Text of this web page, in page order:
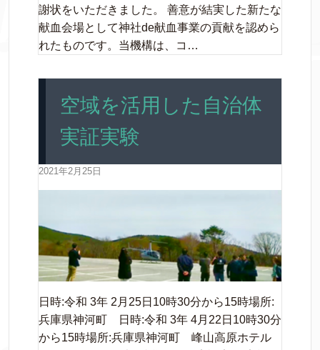
謝状をいただきました。 善意が結実した新たな
献血会場として神社de献血事業の貢献を認めら
れたものです。当機構は、コ…
空域を活用した自治体
実証実験
2021年2月25日
日時:令和 3年 2月25日10時30分から15時場所:
兵庫県神河町 日時:令和 3年 4月22日10時30分
から15時場所:兵庫県神河町 峰山高原ホテル